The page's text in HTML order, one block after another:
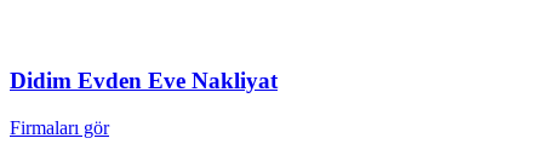
Didim Evden Eve Nakliyat
Firmaları gör